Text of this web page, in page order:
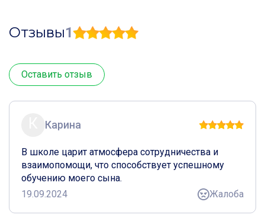
Отзывы1
Оставить отзыв
Карина
В школе царит атмосфера сотрудничества и
взаимопомощи, что способствует успешному
обучению моего сына.
19.09.2024
Жалоба